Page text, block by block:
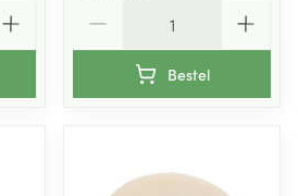
Bestel